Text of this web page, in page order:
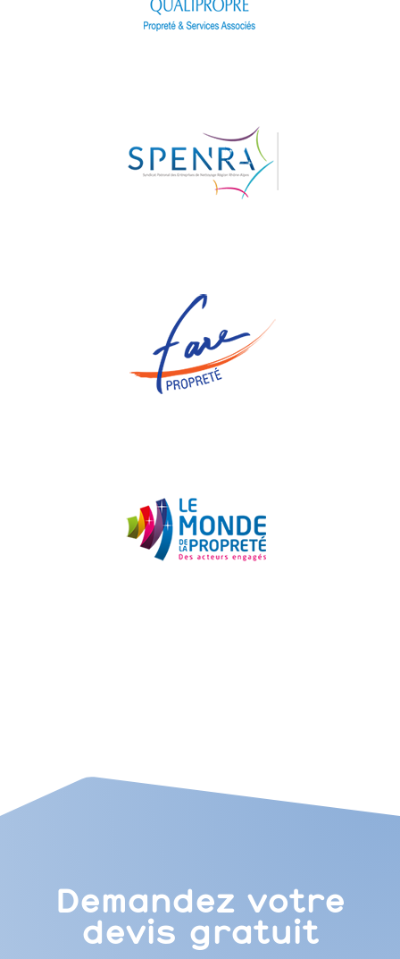
Demandez votre
devis gratuit